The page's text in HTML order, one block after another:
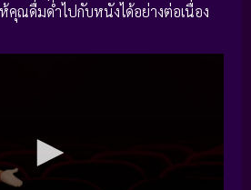
คุณดื่มด่ำไปกับหนังได้อย่างต่อเนื่อง